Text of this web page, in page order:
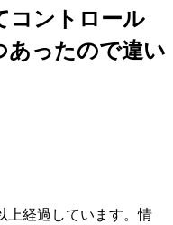
コントロール
あったので違い
上経過しています。情